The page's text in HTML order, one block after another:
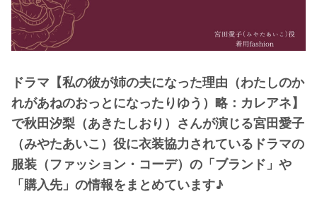
・深田恭子
・芳根京子
・北川景子
・橋本環奈
【よく検索されてる男性芸能人】
・目黒蓮
・京本大我
・松村北斗
ドラマ【私の彼が姉の夫になった理由（わたしのか
れがあねのおっとになったりゆう）略：カレアネ】
で秋田汐梨（あきたしおり）さんが演じる宮田愛子
（みやたあいこ）役に衣装協力されているドラマの
服装（ファッション・コーデ）の「ブランド」や
「購入先」の情報をまとめています♪